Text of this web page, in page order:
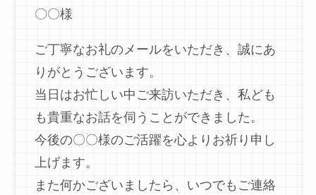
〇〇様
ご丁寧なお礼のメールをいただき、誠にあ
りがとうございます。
当日はお忙しい中ご来訪いただき、私ども
も貴重なお話を伺うことができました。
今後の〇〇様のご活躍を心よりお祈り申し
上げます。
また何かございましたら、いつでもご連絡